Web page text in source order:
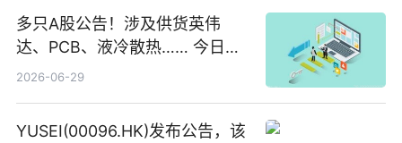
多只A股公告！涉及供货英伟
达、PCB、液冷散热…… 今日快
讯
2026-06-29
YUSEI(00096.HK)发布公告，该